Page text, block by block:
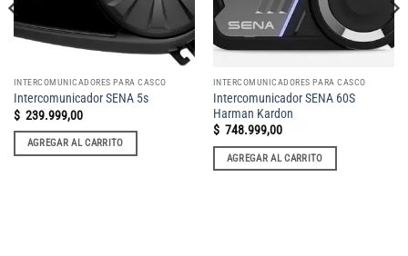
INTERCOMUNICADORES PARA CASCO
Intercomunicador SENA 5s
$ 239.999,00
AGREGAR AL CARRITO
INTERCOMUNICADORES PARA CASCO
Intercomunicador SENA 60S
Harman Kardon
$ 748.999,00
AGREGAR AL CARRITO